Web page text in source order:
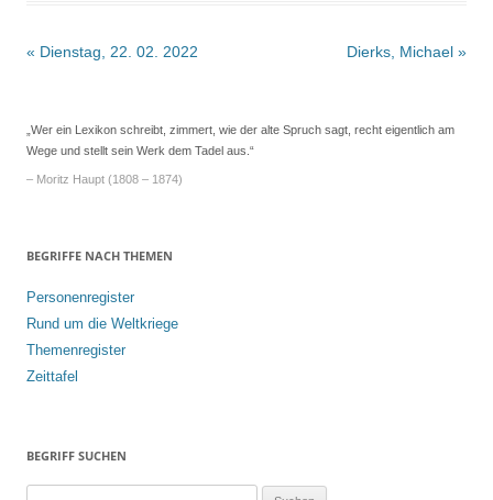
Beitrags-
« Dienstag, 22. 02. 2022 Dierks, Michael »
„Wer ein Lexikon schreibt, zimmert, wie der alte Spruch sagt, recht eigentlich am
Wege und stellt sein Werk dem Tadel aus.“
– Moritz Haupt (1808 – 1874)
BEGRIFFE NACH THEMEN
Personenregister
Rund um die Weltkriege
Themenregister
Zeittafel
BEGRIFF SUCHEN